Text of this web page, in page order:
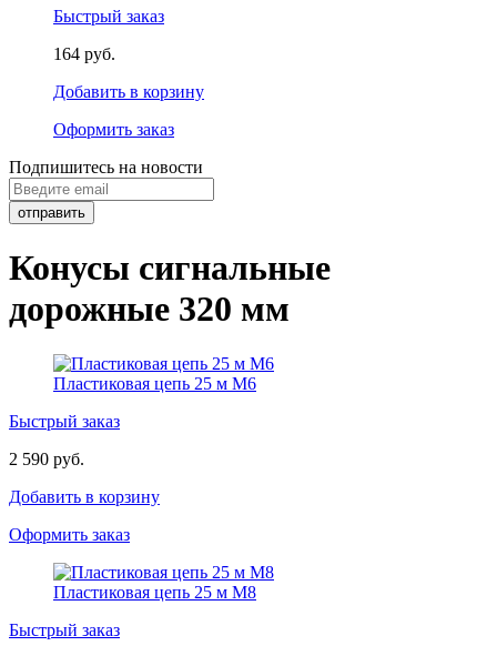
Быстрый заказ
164 руб.
Добавить в корзину
Оформить заказ
Подпишитесь на новости
Конусы сигнальные
дорожные 320 мм
Пластиковая цепь 25 м М6
Быстрый заказ
2 590 руб.
Добавить в корзину
Оформить заказ
Пластиковая цепь 25 м М8
Быстрый заказ